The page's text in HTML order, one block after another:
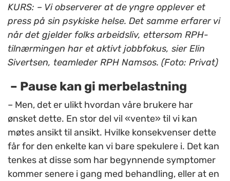
KURS: – Viobserverer at de yngre opplever et
press på sin psykiske helse. Det samme erfarer vi
når det gjelder folks arbeidsliv, ettersom RPH-
tilnærmingen har et aktivt jobbfokus, sier Elin
Sivertsen, teamleder RPH Namsos. (Foto: Privat)
– Pause kan gi merbelastning
– Men, det er ulikt hvordan våre brukere har
ønsket dette. En stor del vil «vente» til vi kan
møtes ansikt til ansikt. Hvilke konsekvenser dette
får for den enkelte kan vi bare spekulere i. Det kan
tenkes at disse som har begynnende symptomer
kommer senere i gang med behandling, eller at en